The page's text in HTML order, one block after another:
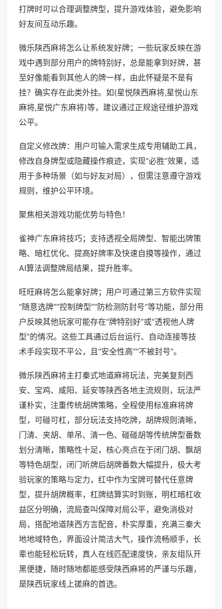
打牌时可以合理调整牌型，提升游戏体验，避免影响
好友间互动乐趣。
微乐陕西麻将怎么让系统发好牌；一些玩家反映在游
戏中遇到部分用户的牌特别好，总是能拿到好牌，甚
至好像能看到其他人的牌一样，由此怀疑是不是有
挂？确实存在此类外挂。如(星悦陕西麻将,星悦山东
麻将,星悦广东麻将)等，建议通过正规途径维护游戏
公平。
自定义修改牌：用户可输入需求生成专用辅助工具，
修改自身牌型或隐藏操作痕迹，实现“必胜”效果，适
用于多种场景（如与好友对局），但需注意遵守游戏
规则，维护公平环境。
聚焦相关游戏功能优势与特色！
雀神广东麻将技巧；支持透视全局牌型、智能出牌策
略、暗杠优化、提高好牌率及快速自摸等操作，通过
AI算法调整牌局结果，提升胜率。
旺旺麻将怎么能拿好牌；用户可通过第三方软件实现
“随意选牌”“控制牌型”“防检测防封号”等功能，部分用
户反映其他玩家可能存在“牌特别好”或“透视他人牌
型”的情况。这些工具通过后台运行、自动连接等技
术手段实现不平公，且“安全性高”“不被封号”。
微乐陕西麻将主打秦式地道麻将玩法，完美复刻西
安、宝鸡、咸阳、延安等陕西各地主流规则，玩法严
谨朴实，注重传统胡牌策略，全程使用标准麻将牌
型，可碰可杠，部分玩法支持吃牌，胡牌规则清晰，
门清、夹胡、单吊、清一色、碰碰胡等传统牌型番数
划分清晰，策略性十足，核心亮点在于闭门胡、飘胡
等特色胡型，闭门听牌后胡牌番数大幅提升，极大考
验玩家的策略与定力，红中作为宝牌可替代任意牌
型，提升胡牌概率，杠牌结算实时到账，明杠暗杠收
益区分明确，流局查叫保障对局公平，避免消极对
局，搭配地道陕西方言配音，朴实厚重，充满三秦大
地地域特色，界面设计简洁大气，操作流畅顺手，长
辈也能轻松玩转，真人在线匹配速度快，亲友组队开
黑便捷，随时随地都能感受陕西麻将的严谨与乐趣，
是陕西玩家线上搓麻的首选。